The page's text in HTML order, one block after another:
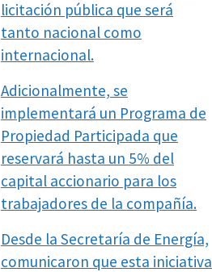
licitación pública que será
tanto nacional como
internacional.
Adicionalmente, se
implementará un Programa de
Propiedad Participada que
reservará hasta un 5% del
capital accionario para los
trabajadores de la compañía.
Desde la Secretaría de Energía,
comunicaron que esta iniciativa